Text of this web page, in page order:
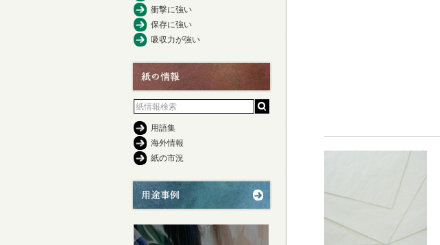
衝撃に強い
保存に強い
吸収力が強い
用語集
海外情報
紙の市況